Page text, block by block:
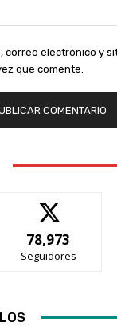
correo electrónico y
que comente.
78,973
Seguidores